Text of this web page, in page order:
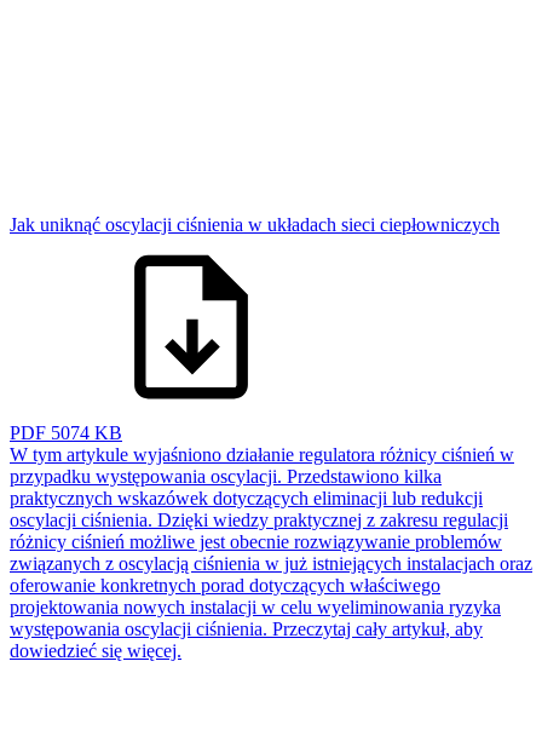
Jak uniknąć oscylacji ciśnienia w układach sieci ciepłowniczych
PDF 5074 KB
W tym artykule wyjaśniono działanie regulatora różnicy ciśnień w
przypadku występowania oscylacji. Przedstawiono kilka
praktycznych wskazówek dotyczących eliminacji lub redukcji
oscylacji ciśnienia. Dzięki wiedzy praktycznej z zakresu regulacji
różnicy ciśnień możliwe jest obecnie rozwiązywanie problemów
związanych z oscylacją ciśnienia w już istniejących instalacjach oraz
oferowanie konkretnych porad dotyczących właściwego
projektowania nowych instalacji w celu wyeliminowania ryzyka
występowania oscylacji ciśnienia. Przeczytaj cały artykuł, aby
dowiedzieć się więcej.